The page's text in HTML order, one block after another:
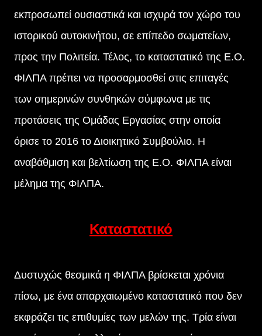
εκπροσωπεί ουσιαστικά και ισχυρά τον χώρο του
ιστορικού αυτοκινήτου, σε επίπεδο σωματείων,
προς την Πολιτεία. Τέλος, το καταστατικό της Ε.Ο.
ΦΙΛΠΑ πρέπει να προσαρμοσθεί στις επιταγές
των σημερινών συνθηκών σύμφωνα με τις
προτάσεις της Ομάδας Εργασίας στην οποία
όρισε το 2016 το Διοικητικό Συμβούλιο. Η
αναβάθμιση και βελτίωση της Ε.Ο. ΦΙΛΠΑ είναι
μέλημα της ΦΙΛΠΑ.
Καταστατικό
Δυστυχώς θεσμικά η ΦΙΛΠΑ βρίσκεται χρόνια
πίσω, με ένα απαρχαιωμένο καταστατικό που δεν
εκφράζει τις επιθυμίες των μελών της. Τρία είναι